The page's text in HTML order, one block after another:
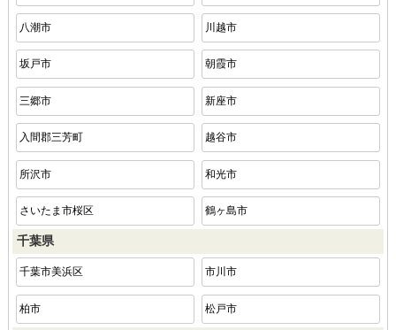
八潮市 川越市
坂戸市 朝霞市
三郷市 新座市
入間郡三芳町 越谷市
所沢市 和光市
さいたま市桜区 鶴ヶ島市
千葉県
千葉市美浜区 市川市
柏市 松戸市